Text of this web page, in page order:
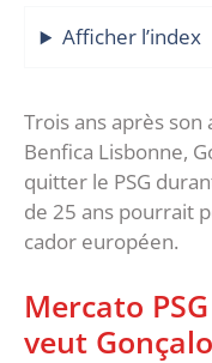
Afficher l’index
Trois ans après
Benfica Lisbonne,
quitter le PSG
de 25 ans pourrait
cador européen.
Mercato
veut